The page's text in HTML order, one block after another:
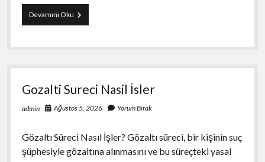
Devamını Okuİpad
Satisinda
Durumu
Nasil
Gozalti Sureci Nasil İsler
admin Ağustos 5, 2026 Yorum Bırak
Gözaltı Süreci Nasıl İşler? Gözaltı süreci, bir kişinin suç
şüphesiyle gözaltına alınmasını ve bu süreçteki yasal